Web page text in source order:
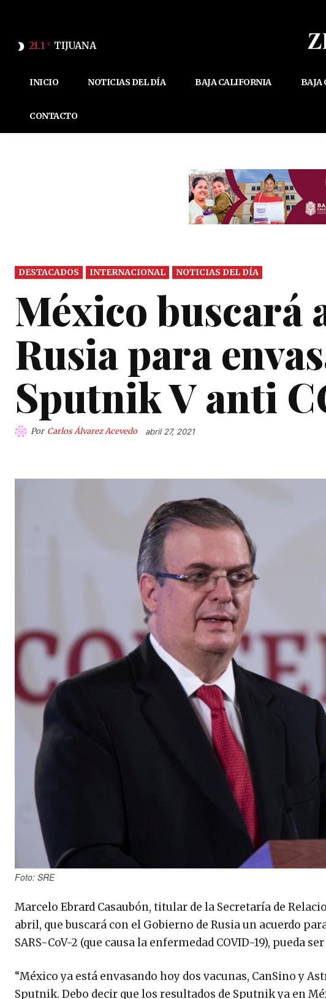
21.1 C TIJUANA
INICIO NOTICIAS DEL DÍA BAJA CALIFORNIA BAJA
CONTACTO
DESTACADOS INTERNACIONAL NOTICIAS DEL DÍA
México buscará
Rusia para
Sputnik V anti
Por Carlos Álvarez Acevedo abril 27, 2021
Foto: SRE
Marcelo Ebrard Casaubón, titular de la Secretaría de
abril, que buscará con el Gobierno de Rusia un acuerdo
SARS-CoV-2 (que causa la enfermedad COVID-19), pueda
“México ya está envasando hoy dos vacunas, CanSino y
Sputnik. Debo decir que los resultados de Sputnik ya en